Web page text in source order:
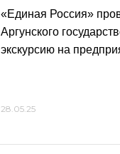
«Единая Россия»
Аргунского
экскурсию на
28.05.25